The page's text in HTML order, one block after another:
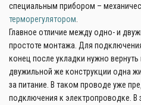
специальным прибором –
терморегулятором
Главное отличие между одно- и
простоте монтажа. Для
конец после укладки нужно
двужильной же конструкции одна
за питание. В таком проводе уже
подключения к электропроводке. В